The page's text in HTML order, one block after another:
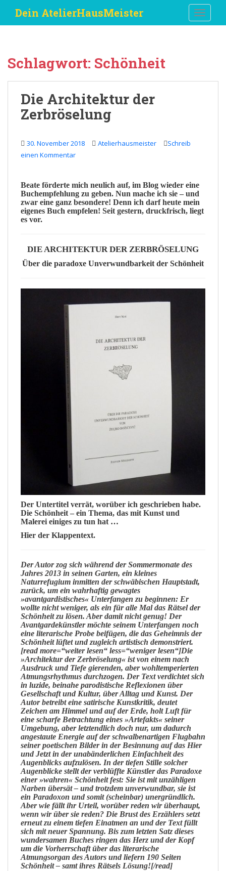
i
Dein AtelierHausMeister
Schlagwort: Schönheit
Die Architektur der
Zerbröselung
30. November 2018 Atelierhausmeister
Schreib
einen Kommentar
Beate förderte mich neulich auf, im Blog wieder eine
Buchempfehlung zu geben. Nun mache ich sie – und
zwar eine ganz besondere! Denn ich darf heute mein
eigenes Buch empfelen! Seit gestern, druckfrisch, liegt
es vor.
DIE ARCHITEKTUR DER ZERBRÖSELUNG
Über die paradoxe Unverwundbarkeit der Schönheit
Der Untertitel verrät, worüber ich geschrieben habe.
Die Schönheit – ein Thema, das mit Kunst und
Malerei einiges zu tun hat …
Hier der Klappentext.
Der Autor zog sich während der Sommermonate des
Jahres 2013 in seinen Garten, ein kleines
Naturrefugium inmitten der schwäbischen Hauptstadt,
zurück, um ein wahrhaftig gewagtes
»avantgardistisches« Unterfangen zu beginnen: Er
wollte nicht weniger, als ein für alle Mal das Rätsel der
Schönheit zu lösen. Aber damit nicht genug! Der
Avantgardekünstler möchte seinem Unterfangen noch
eine literarische Probe beifügen, die das Geheimnis der
Schönheit lüftet und zugleich artistisch demonstriert.
[read more=“weiter lesen“ less=“weniger lesen“]Die
»Architektur der Zerbröselung« ist von einem nach
Ausdruck und Tiefe gierenden, aber wohltemperierten
Atmungsrhythmus durchzogen. Der Text verdichtet sich
in luzide, beinahe parodistische Reflexionen über
Gesellschaft und Kultur, über Alltag und Kunst. Der
Autor betreibt eine satirische Kunstkritik, deutet
Zeichen am Himmel und auf der Erde, holt Luft für
eine scharfe Betrachtung eines »Artefakts« seiner
Umgebung, aber letztendlich doch nur, um dadurch
angestaute Energie auf der schwalbenartigen Flugbahn
seiner poetischen Bilder in der Besinnung auf das Hier
und Jetzt in der unabänderlichen Einfachheit des
Augenblicks aufzulösen. In der tiefen Stille solcher
Augenblicke stellt der verblüffte Künstler das Paradoxe
einer »wahren« Schönheit fest: Sie ist mit unzähligen
Narben übersät – und trotzdem unverwundbar, sie ist
ein Paradoxon und somit (scheinbar) unergründlich.
Aber wie fällt ihr Urteil, worüber reden wir überhaupt,
wenn wir über sie reden? Die Brust des Erzählers setzt
erneut zu einem tiefen Einatmen an und der Text füllt
sich mit neuer Spannung. Bis zum letzten Satz dieses
wundersamen Buches ringen das Herz und der Kopf
um die Vorherrschaft über das literarische
Atmungsorgan des Autors und liefern 190 Seiten
Schönheit – samt ihres Rätsels Lösung![/read]